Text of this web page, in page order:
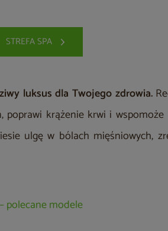
STREFA SPA
luksus dla Twojego zdrowia.
krążenie krwi i
ulgę w bólach mięśniowych,
polecane modele